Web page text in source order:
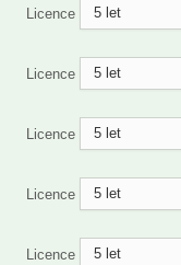
Licence 5 let
Licence 5 let
Licence 5 let
Licence 5 let
Licence 5 let